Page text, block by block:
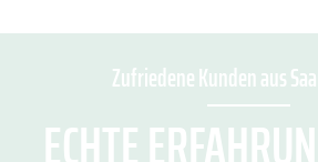
Zufriedene Kunden aus